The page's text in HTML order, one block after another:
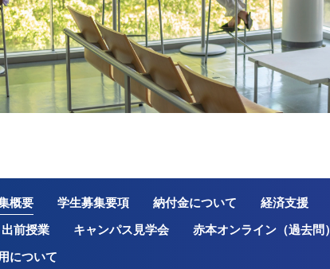
概要 学生募集要項 納付金について 経済支援
出前授業 キャンパス見学会
赤本オンライン（過去問）
について